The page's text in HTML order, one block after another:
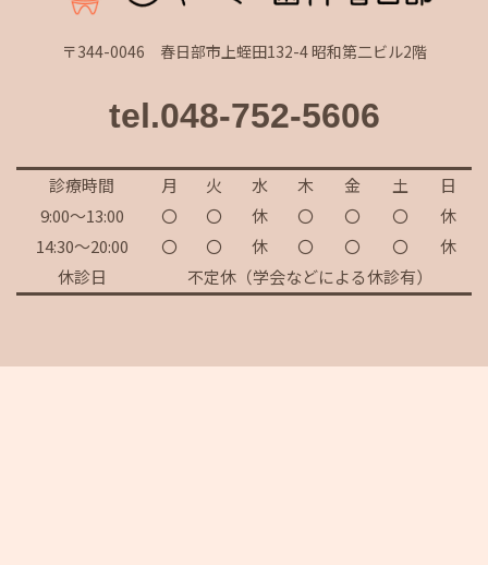
〒344-0046 春日部市上蛭田132-4 昭和第二ビル2階
tel.048-752-5606
診療時間 月 火 水 木 金 土
日
9:00～13:00
〇 〇 休 〇 〇 〇
休
14:30～20:00
〇 〇 休 〇 〇 〇
休
休診日
不定休（学会などによる休診有）